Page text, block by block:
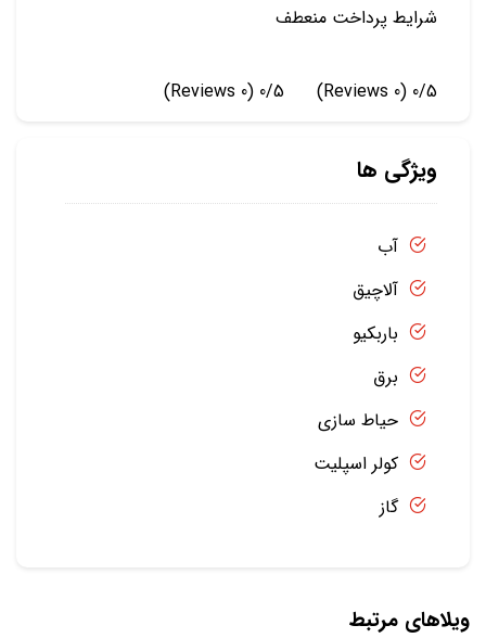
شرایط پرداخت منعطف
0/5
(0 Reviews)
0/5
(0 Reviews)
ویژگی ها
آب
آلاچیق
باربکیو
برق
حیاط سازی
کولر اسپلیت
گاز
ویلاهای مرتبط